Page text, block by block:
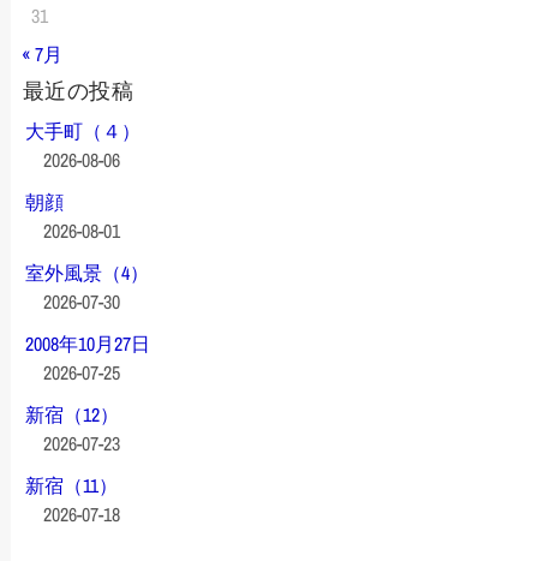
31
« 7月
最近の投稿
大手町（４）
2026-08-06
朝顔
2026-08-01
室外風景（4）
2026-07-30
2008年10月27日
2026-07-25
新宿（12）
2026-07-23
新宿（11）
2026-07-18